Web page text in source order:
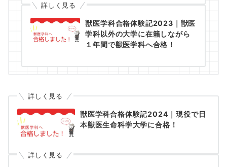
詳しく見る
獣医学科合格体験記2023｜獣医
学科以外の大学に在籍しながら
１年間で獣医学科へ合格！
詳しく見る
獣医学科合格体験記2024｜現役で日
本獣医生命科学大学に合格！
詳しく見る